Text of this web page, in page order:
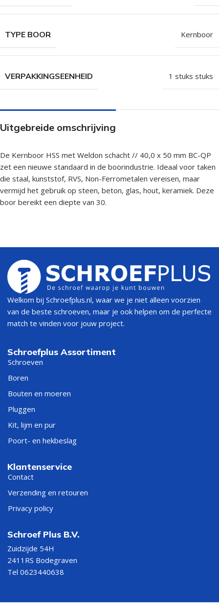
TYPE BOOR Kernboor
VERPAKKINGSEENHEID 1 stuks stuks
Uitgebreide omschrijving
De Kernboor HSS met Weldon schacht // 40,0 x 50 mm BC-QP
zet een nieuwe standaard in de boorindustrie. Ideaal voor taken
die staal, kunststof, RVS, Non-Ferrometalen vereisen, maar
vermijd het gebruik op steen, beton, glas, hout, keramiek. Deze
boor bereikt een diepte van 30.
Welkom bij Schroefplus.nl, waar we je niet alleen voorzien
van de beste schroeven, maar je ook helpen om de perfecte
match te vinden voor jouw project.
Schroefplus Assortiment
Schroeven
Boren
Bouten en moeren
Pluggen
Kit, lijm en pur
Poort- en hekbeslag
Klantenservice
Contact
Verzending en retouren
Privacy policy
Schroef Plus B.V.
Zuidzijde 54H
2411RS Bodegraven
Tel 0623440638